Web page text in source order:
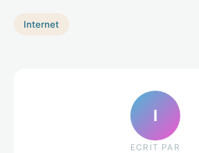
Internet
I
ECRIT PAR